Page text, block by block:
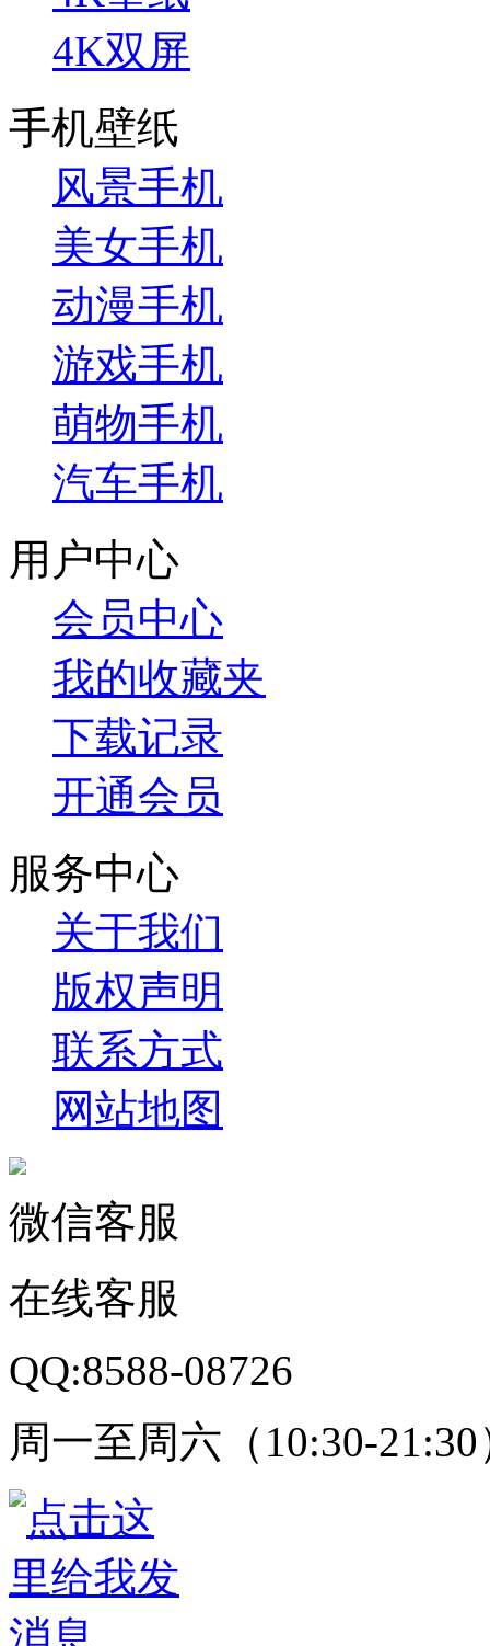
4K双屏
手机壁纸
风景手机
美女手机
动漫手机
游戏手机
萌物手机
汽车手机
用户中心
会员中心
我的收藏夹
下载记录
开通会员
服务中心
关于我们
版权声明
联系方式
网站地图
微信客服
在线客服
QQ:8588-08726
周一至周六（10:30-21:30